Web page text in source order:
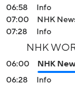
06:58
Info
07:00
NHK
07:28
Info
NHK
06:00
NHK
06:28
Info